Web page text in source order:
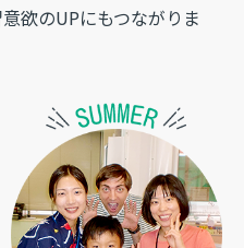
欲のUPにもつながりま